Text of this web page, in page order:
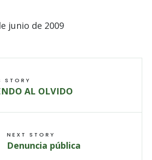
junio de 2009
STORY
AL OLVIDO
NEXT STORY
Denuncia pública